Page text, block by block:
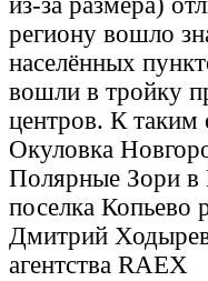
региону вошло
населённых
вошли в тройку
центров. К таким
Окуловка
Полярные Зори
поселка Копьево
Дмитрий
агентства RAEX